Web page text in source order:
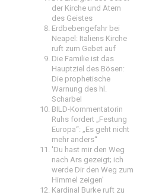
der Kirche und Atem
des Geistes
Erdbebengefahr bei
Neapel: Italiens Kirche
ruft zum Gebet auf
Die Familie ist das
Hauptziel des Bösen:
Die prophetische
Warnung des hl.
Scharbel
BILD-Kommentatorin
Ruhs fordert „Festung
Europa“: „Es geht nicht
mehr anders“
'Du hast mir den Weg
nach Ars gezeigt; ich
werde Dir den Weg zum
Himmel zeigen'
Kardinal Burke ruft zu